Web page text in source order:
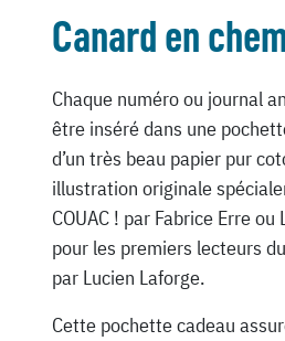
Canard en
Chaque numéro ou journal
être inséré dans une
d’un très beau papier pur
illustration originale
COUAC ! par Fabrice Erre
pour les premiers lecteurs
par Lucien Laforge.
Cette pochette cadeau